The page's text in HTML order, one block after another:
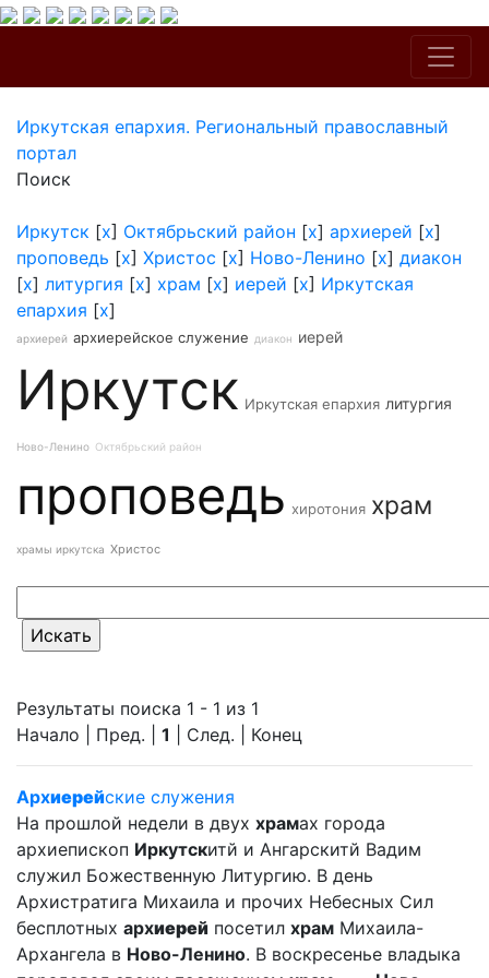
Иркутская епархия. Региональный православный
портал
Поиск
Иркутск [x] Октябрьский район [x] архиерей [x]
проповедь [x] Христос [x] Ново-Ленино [x] диакон
[x] литургия [x] храм [x] иерей [x] Иркутская
епархия [x]
архиерей архиерейское служение диакон иерей
Иркутск Иркутская епархия литургия
Ново-Ленино Октябрьский район
проповедь хиротония храм
храмы иркутска Христос
Результаты поиска 1 - 1 из 1
Начало | Пред. | 1 | След. | Конец
Архиерейские служения
На прошлой недели в двух храмах города
архиепископ Иркутскитй и Ангарскитй Вадим
служил Божественную Литургию. В день
Архистратига Михаила и прочих Небесных Сил
бесплотных архиерей посетил храм Михаила-
Архангела в Ново-Ленино. В воскресенье владыка